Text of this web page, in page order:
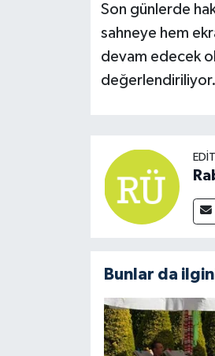
Son günlerde
sahneye hem
devam edecek
değerlendiriliyor.
Bunlar da